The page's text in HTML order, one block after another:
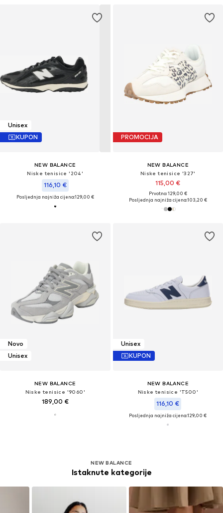
Unisex
KUPON
NEW BALANCE
Niske tenisice '204'
116,10 €
Posljednja najniža cijena:129,00 €
PROMOCIJA
NEW BALANCE
Niske tenisice '327'
115,00 €
Prvotno: 129,00 €
Posljednja najniža cijena:103,20 €
Novo
Unisex
NEW BALANCE
Niske tenisice '9060'
189,00 €
Unisex
KUPON
NEW BALANCE
Niske tenisice 'T500'
116,10 €
Posljednja najniža cijena:129,00 €
NEW BALANCE
Istaknute kategorije